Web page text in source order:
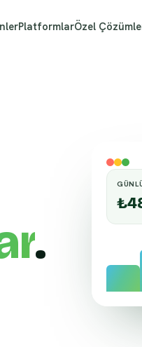
PlatformlarÖzel
.